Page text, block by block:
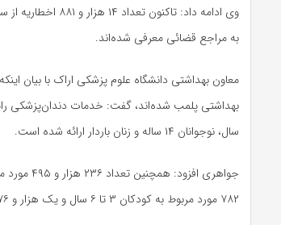
به مراجع قضائی معرفی شده‌اند.
سال، نوجوانان ۱۴ ساله و زنان باردار ارائه شده است.
۷۸۲ مورد مربوط به کودکان ۳ تا ۶ سال و یک هزار و ۴۷۶ مورد به دانش‌آموزان اختصاص داشته است.